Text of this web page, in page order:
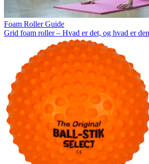
Foam Roller Guide
Grid foam roller – Hvad er det, og hvad er